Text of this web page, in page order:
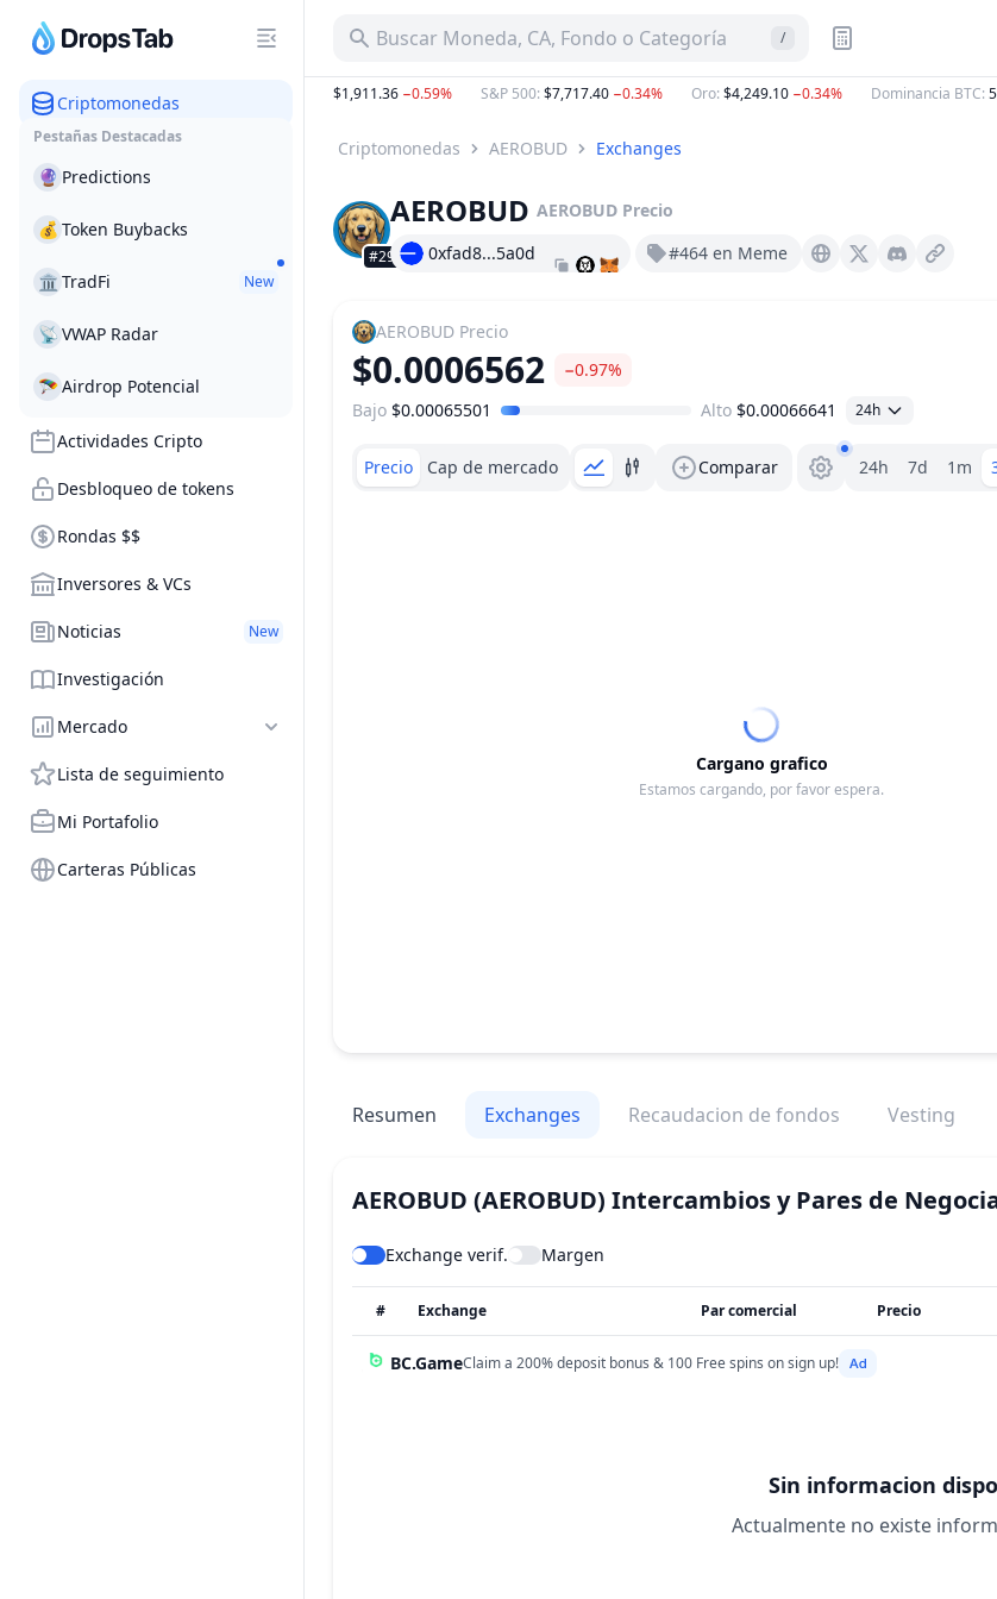
Criptomonedas
Pestañas Destacadas
🔮 Predictions
💰 Token Buybacks
🏛 TradFi New
📡 VWAP Radar
🪂Airdrop Potencial
Actividades Cripto
Desbloqueo de tokens
Rondas $$
Inversores & VCs
Noticias New
Investigación
Mercado
Lista de seguimiento
Mi Portafolio
Carteras Públicas
Buscar Moneda, CA, Fondo o Categoría /
−10.57% $64,523.87 $1,911.36−0.59% S&P 500:$7,717.40−0.34% Oro:$4,249.10 −0.34% Dominancia BTC:
Criptomonedas AEROBUD Exchanges
#2936
AEROBUD AEROBUD Precio
0xfad8...5a0d #464 en Meme Aerobud.org X (Twitter)
AEROBUD Precio
$0.0006562 −0.97%
Rango de precio
Bajo $0.00065501 Alto $0.00066641 24h
Precio Cap de mercado Comparar Selector de
24h 7d 1m
Cargano grafico
Estamos cargando, por favor espera.
Resumen Exchanges Recaudacion de fondos Vesting
AEROBUD (AEROBUD) Intercambios y Pares de
Exchange verif. Margen
# Exchange Par comercial Precio
BC.GameClaim a 200% deposit bonus & 100 Free spins on sign up!
Sin informacion
Actualmente no existe